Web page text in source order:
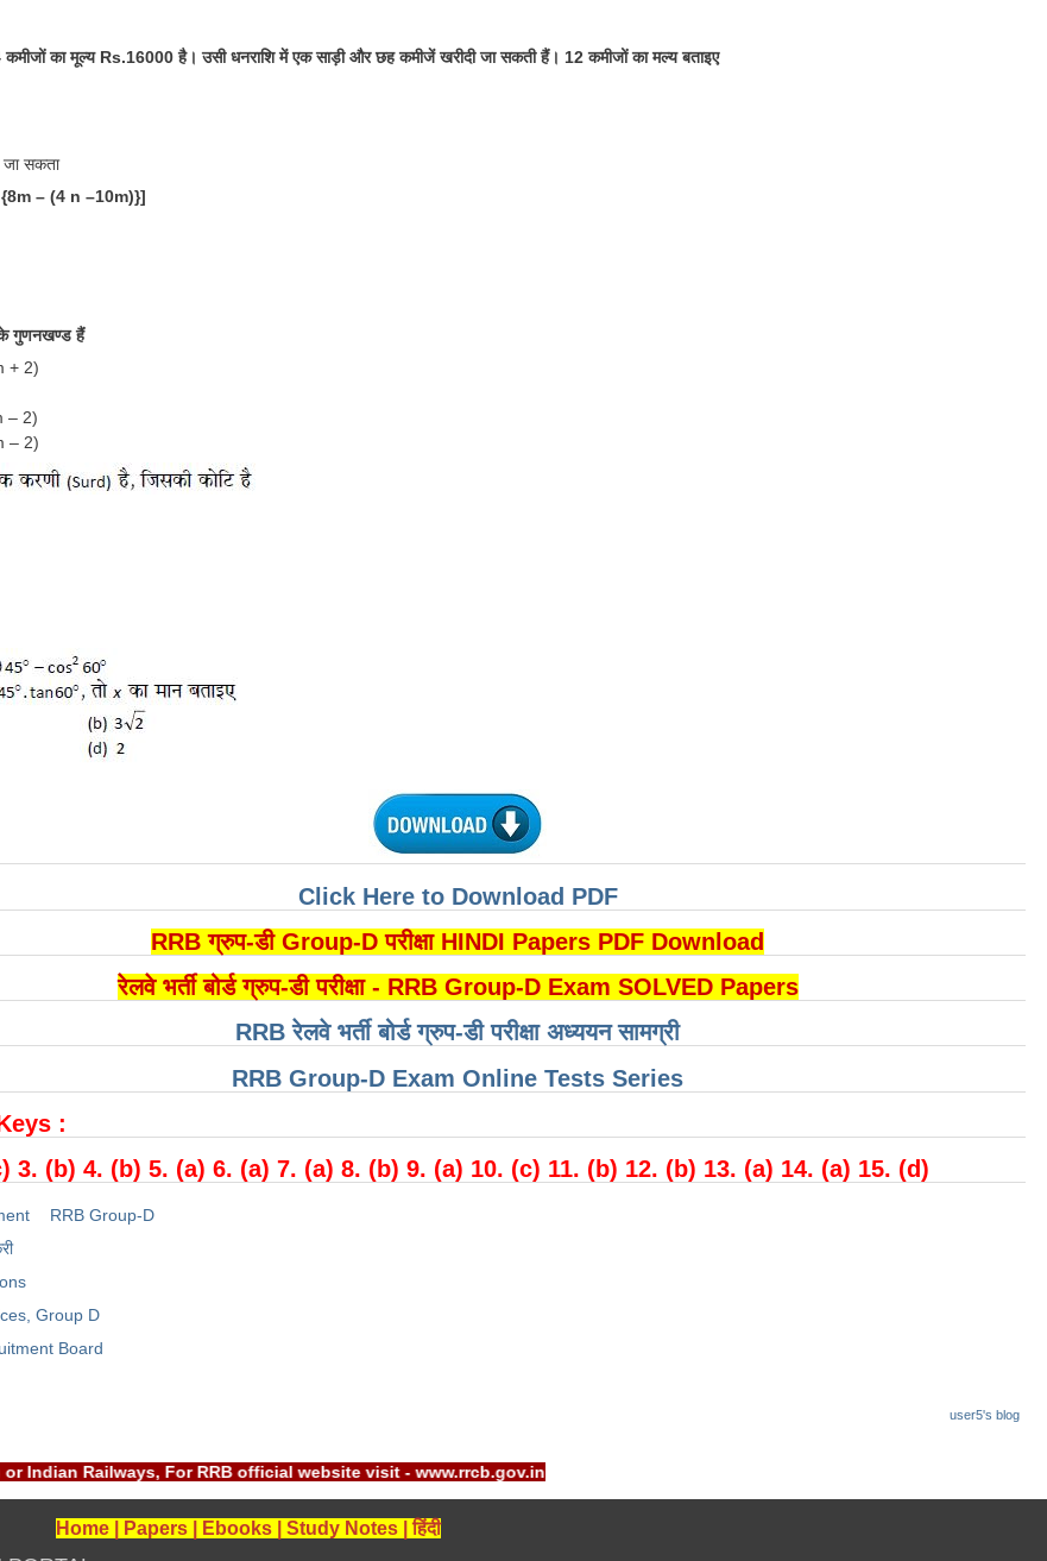
का मूल्य Rs.16000 है। उसी धनराशि में एक साड़ी और छह कमीजें खरीदी जा सकती हैं। 12 कमीजों का मल्य बताइए
जा सकता
– (4 n –10m)}]
गुणनखण्ड हैं
+ 2)
– 2)
– 2)
Click Here to Download PDF
RRB ग्रुप-डी Group-D परीक्षा HINDI Papers PDF Download
रेलवे भर्ती बोर्ड ग्रुप-डी परीक्षा - RRB Group-D Exam SOLVED Papers
RRB रेलवे भर्ती बोर्ड ग्रुप-डी परीक्षा अध्ययन सामग्री
RRB Group-D Exam Online Tests Series
:
3. (b) 4. (b) 5. (a) 6. (a) 7. (a) 8. (b) 9. (a) 10. (c) 11. (b) 12. (b) 13. (a) 14. (a) 15. (d)
RRB Group-D
Group D
Board
user5's blog
Board(RRB) or Indian Railways, For RRB official website visit - www.rrcb.gov.in
Home Papers Ebooks Study Notes |हिंदी